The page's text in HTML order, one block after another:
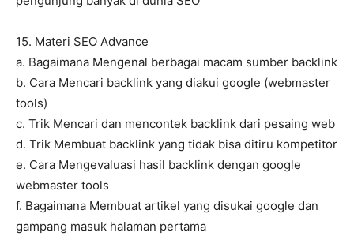
15. Materi SEO Advance
a. Bagaimana Mengenal berbagai macam sumber backlink
b. Cara Mencari backlink yang diakui google (webmaster
tools)
c. Trik Mencari dan mencontek backlink dari pesaing web
d. Trik Membuat backlink yang tidak bisa ditiru kompetitor
e. Cara Mengevaluasi hasil backlink dengan google
webmaster tools
f. Bagaimana Membuat artikel yang disukai google dan
gampang masuk halaman pertama